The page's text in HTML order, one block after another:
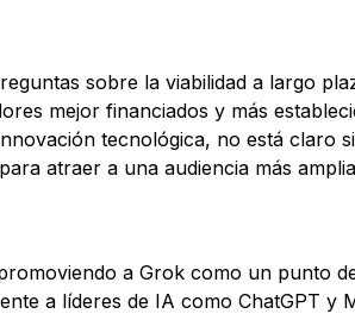
sobre la viabilidad a largo
mejor financiados y más
tecnológica, no está claro
atraer a una audiencia más
a Grok como un punto
a líderes de IA como ChatGPT y